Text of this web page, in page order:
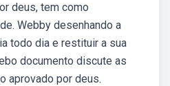
deus, tem como
Webby desenhando a
todo dia e restituir a sua
documento discute as
aprovado por deus.